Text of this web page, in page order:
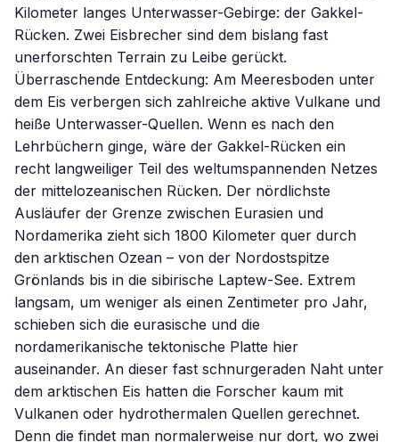
Kilometer langes Unterwasser-Gebirge: der Gakkel-
Rücken. Zwei Eisbrecher sind dem bislang fast
unerforschten Terrain zu Leibe gerückt.
Überraschende Entdeckung: Am Meeresboden unter
dem Eis verbergen sich zahlreiche aktive Vulkane und
heiße Unterwasser-Quellen. Wenn es nach den
Lehrbüchern ginge, wäre der Gakkel-Rücken ein
recht langweiliger Teil des weltumspannenden Netzes
der mittelozeanischen Rücken. Der nördlichste
Ausläufer der Grenze zwischen Eurasien und
Nordamerika zieht sich 1800 Kilometer quer durch
den arktischen Ozean – von der Nordostspitze
Grönlands bis in die sibirische Laptew-See. Extrem
langsam, um weniger als einen Zentimeter pro Jahr,
schieben sich die eurasische und die
nordamerikanische tektonische Platte hier
auseinander. An dieser fast schnurgeraden Naht unter
dem arktischen Eis hatten die Forscher kaum mit
Vulkanen oder hydrothermalen Quellen gerechnet.
Denn die findet man normalerweise nur dort, wo zwei